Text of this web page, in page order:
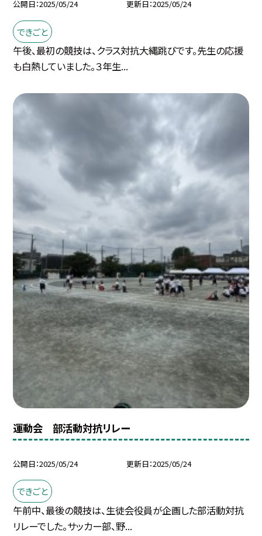
公開日 2025/05/24 更新日 2025/05/24
できごと
午後、最初の競技は、クラス対抗大縄跳びです。先生の応援
も白熱していました。３年生...
運動会 部活動対抗リレー
公開日 2025/05/24 更新日 2025/05/24
できごと
午前中、最後の競技は、生徒会役員が企画した部活動対抗
リレーでした。サッカー部、野...